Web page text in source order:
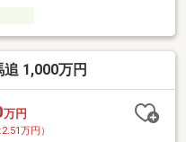
1,000万円
万円
万円）